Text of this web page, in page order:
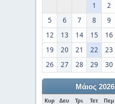
1 2
5
6 7 8 9
12
13 14 15 16
19
20 21 22 23
26
27 28 29 30
Μάιος 2026
Κυρ Δευ Τρι Τετ Πεμ